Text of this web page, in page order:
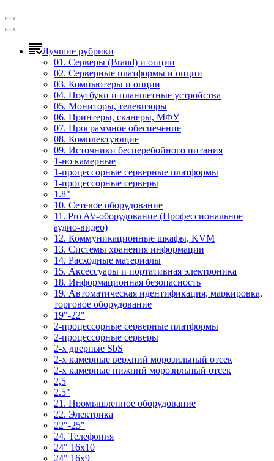
Лучшие рубрики
01. Серверы (Brand) и опции
02. Серверные платформы и опции
03. Компьютеры и опции
04. Ноутбуки и планшетные устройства
05. Мониторы, телевизоры
06. Принтеры, сканеры, МФУ
07. Программное обеспечение
08. Комплектующие
09. Источники бесперебойного питания
1-но камерные
1-процессорные серверные платформы
1-процессорные серверы
1.8"
10. Сетевое оборудование
11. Pro AV-оборудование (Профессиональное
аудио-видео)
12. Коммуникационные шкафы, KVM
13. Системы хранения информации
14. Расходные материалы
15. Аксессуары и портативная электроника
18. Информационная безопасность
19. Автоматическая идентификация, маркировка,
торговое оборудование
19"-22"
2-процессорные серверные платформы
2-процессорные серверы
2-х дверные SbS
2-х камерные верхний морозильный отсек
2-х камерные нижний морозильный отсек
2,5
2.5"
21. Промышленное оборудование
22. Электрика
22"-25"
24. Телефония
24" 16x10
24" 16x9